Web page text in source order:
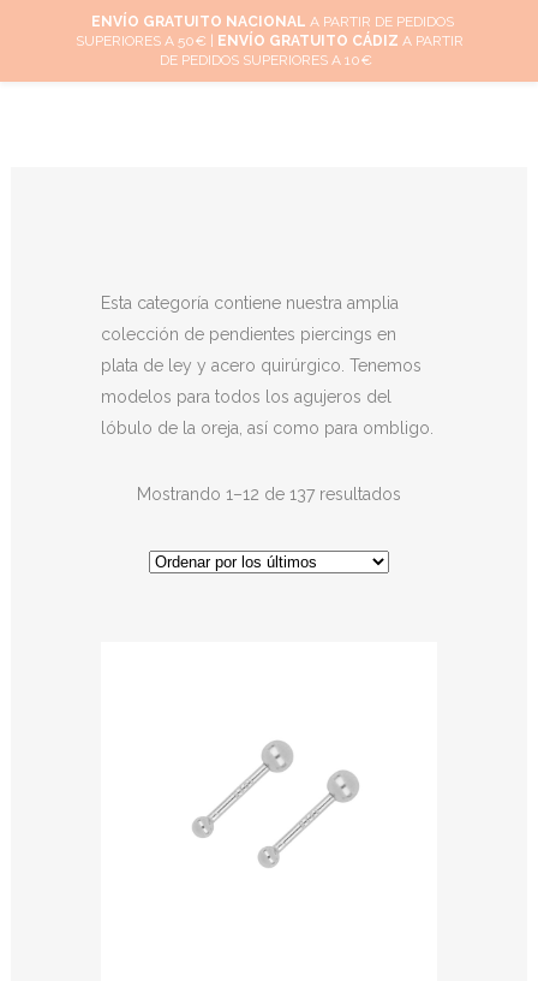
Esta categoría contiene nuestra amplia
colección de pendientes piercings en
plata de ley y acero quirúrgico. Tenemos
modelos para todos los agujeros del
lóbulo de la oreja, así como para ombligo.
Mostrando 1–12 de 137 resultados
ENVÍO GRATUITO NACIONAL A PARTIR DE PEDIDOS
SUPERIORES A 50€ |
ENVÍO GRATUITO CÁDIZ A PARTIR
DE PEDIDOS SUPERIORES A 10€